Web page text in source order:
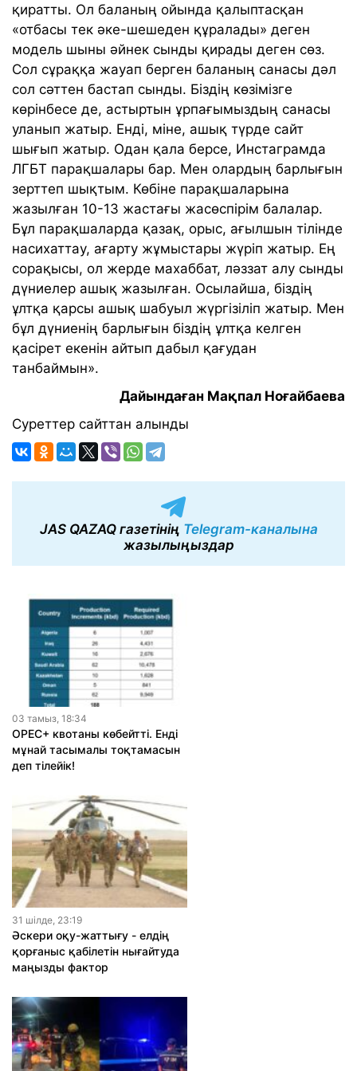
қиратты. Ол баланың ойында қалыптасқан
«отбасы тек әке-шешеден құралады» деген
модель шыны әйнек сынды қирады деген сөз.
Сол сұраққа жауап берген баланың санасы дәл
сол сәттен бастап сынды. Біздің көзімізге
көрінбесе де, астыртын ұрпағымыздың санасы
уланып жатыр. Енді, міне, ашық түрде сайт
шығып жатыр. Одан қала берсе, Инстаграмда
ЛГБТ парақшалары бар. Мен олардың барлығын
зерттеп шықтым. Көбіне парақшаларына
жазылған 10-13 жастағы жасөспірім балалар.
Бұл парақшаларда қазақ, орыс, ағылшын тілінде
насихаттау, ағарту жұмыстары жүріп жатыр. Ең
сорақысы, ол жерде махаббат, ләззат алу сынды
дүниелер ашық жазылған. Осылайша, біздің
ұлтқа қарсы ашық шабуыл жүргізіліп жатыр. Мен
бұл дүниенің барлығын біздің ұлтқа келген
қасірет екенін айтып дабыл қағудан
танбаймын».
Дайындаған Мақпал Ноғайбаева
Суреттер сайттан алынды
JAS QAZAQ газетінің Telegram-каналына
жазылыңыздар
03 тамыз, 18:34
OPEC+ квотаны көбейтті. Енді
мұнай тасымалы тоқтамасын
деп тілейік!
31 шiлде, 23:19
Әскери оқу-жаттығу - елдің
қорғаныс қабілетін нығайтуда
маңызды фактор